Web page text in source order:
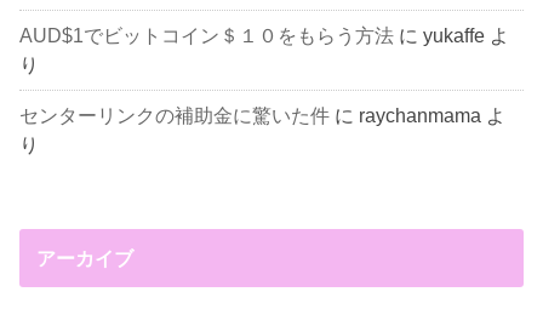
AUD$1でビットコイン＄１０をもらう方法 にyukaffe よ
り
センターリンクの補助金に驚いた件 に raychanmama よ
り
アーカイブ